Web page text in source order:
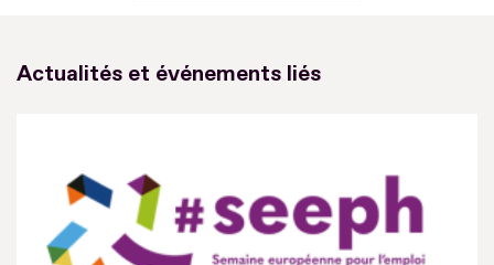
Actualités et événements liés